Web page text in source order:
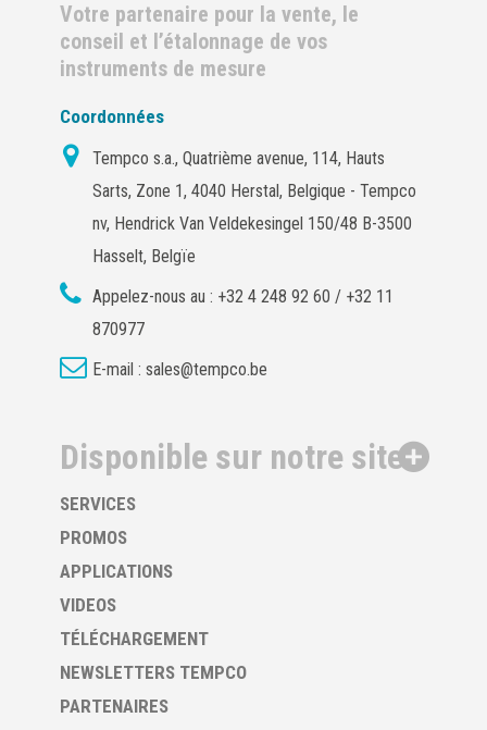
Votre partenaire pour la vente, le
conseil et l’étalonnage de vos
instruments de mesure
Coordonnées
Tempco s.a., Quatrième avenue, 114, Hauts
Sarts, Zone 1, 4040 Herstal, Belgique - Tempco
nv, Hendrick Van Veldekesingel 150/48 B-3500
Hasselt, Belgïe
Appelez-nous au : +32 4 248 92 60 / +32 11
870977
E-mail : sales@tempco.be
Disponible sur notre site
SERVICES
PROMOS
APPLICATIONS
VIDEOS
TÉLÉCHARGEMENT
NEWSLETTERS TEMPCO
PARTENAIRES